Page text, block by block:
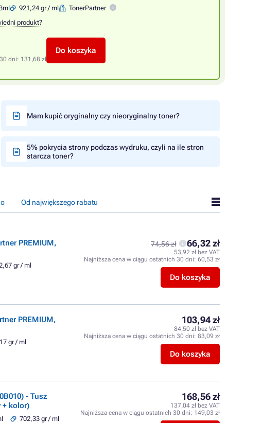
921,24 gr / ml
TonerPartner
produkt?
dni: 131,68 zł
Do koszyka
Mam kupić oryginalny czy nieoryginalny toner?
5% pokrycia strony podczas wydruku, czyli na ile stron
starcza toner?
Od największego rabatu
PREMIUM,
gr / ml
74,56 zł 66,32 zł
53,92 zł bez VAT
Najniższa cena w ciągu ostatnich 30 dni: 60,53 zł
Do koszyka
PREMIUM,
gr / ml
103,94 zł
84,50 zł bez VAT
Najniższa cena w ciągu ostatnich 30 dni: 83,09 zł
Do koszyka
- Tusz
+ kolor)
702,33 gr / ml
168,56 zł
137,04 zł bez VAT
Najniższa cena w ciągu ostatnich 30 dni: 149,03 zł